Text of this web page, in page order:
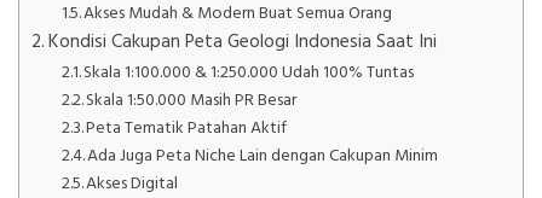
Akses Mudah & Modern Buat Semua Orang
Kondisi Cakupan Peta Geologi Indonesia Saat Ini
Skala 1:100.000 & 1:250.000 Udah 100% Tuntas
Skala 1:50.000 Masih PR Besar
Peta Tematik Patahan Aktif
Ada Juga Peta Niche Lain dengan Cakupan Minim
Akses Digital